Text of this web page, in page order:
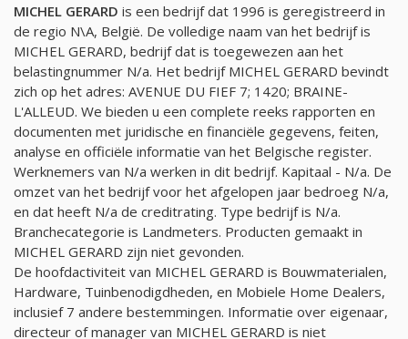
MICHEL GERARD is een bedrijf dat 1996 is geregistreerd in
de regio N\A, België. De volledige naam van het bedrijf is
MICHEL GERARD, bedrijf dat is toegewezen aan het
belastingnummer N/a. Het bedrijf MICHEL GERARD bevindt
zich op het adres: AVENUE DU FIEF 7; 1420; BRAINE-
L'ALLEUD. We bieden u een complete reeks rapporten en
documenten met juridische en financiële gegevens, feiten,
analyse en officiële informatie van het Belgische register.
Werknemers van N/a werken in dit bedrijf. Kapitaal - N/a. De
omzet van het bedrijf voor het afgelopen jaar bedroeg N/a,
en dat heeft N/a de creditrating. Type bedrijf is N/a.
Branchecategorie is Landmeters. Producten gemaakt in
MICHEL GERARD zijn niet gevonden.
De hoofdactiviteit van MICHEL GERARD is Bouwmaterialen,
Hardware, Tuinbenodigdheden, en Mobiele Home Dealers,
inclusief 7 andere bestemmingen. Informatie over eigenaar,
directeur of manager van MICHEL GERARD is niet